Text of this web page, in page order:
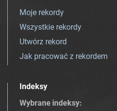
Moje rekordy
Wszystkie rekordy
Utwórz rekord
Jak pracować z rekordem
Indeksy
Wybrane indeksy: